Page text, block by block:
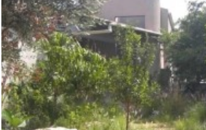
במכמורת נמכר
,משקים / נחלות,נחלות ונכסי יוקרה בסביבת
קו ראשון לים ונכסי יוקרה מיוחדים